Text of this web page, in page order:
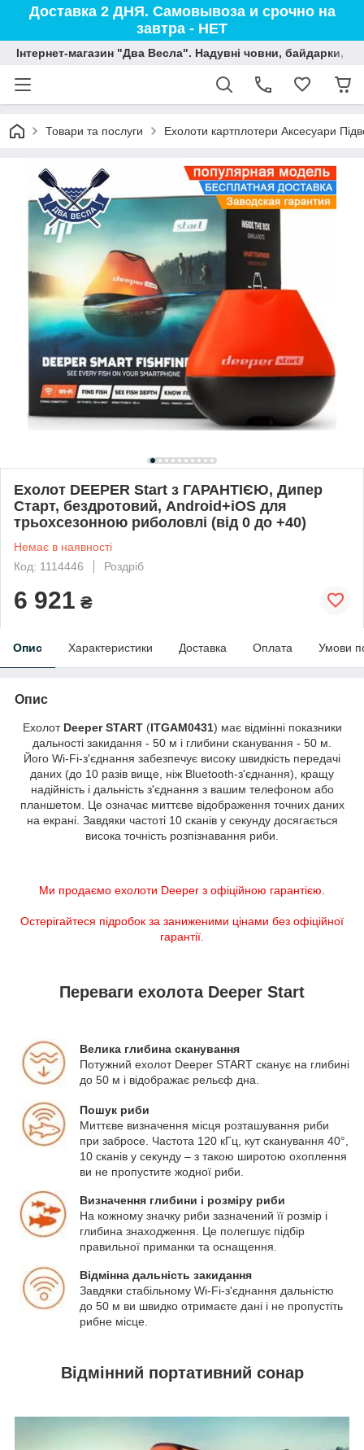
Доставка 2 ДНЯ. Самовывоза и срочно на
завтра - НЕТ
Інтернет-магазин "Два Весла". Надувні човни, байдарки,
Товари та послуги Ехолоти картплотери Аксесуари
Ехолот DEEPER Start з ГАРАНТІЄЮ, Дипер
Старт, бездротовий, Android+iOS для
трьохсезонною риболовлі (від 0 до +40)
Немає в наявності
Код: 1114446
Роздріб
6 921 ₴
Опис Характеристики Доставка Оплата Умови
Опис
Ехолот Deeper START(ITGAM0431) має відмінні показники
дальності закидання - 50 м і глибини сканування - 50 м.
Його Wi-Fi-з'єднання забезпечує високу швидкість передачі
даних (до 10 разів вище, ніж Bluetooth-з'єднання), кращу
надійність і дальність з'єднання з вашим телефоном або
планшетом. Це означає миттєве відображення точних даних
на екрані. Завдяки частоті 10 сканів у секунду досягається
висока точність розпізнавання риби.
Ми продаємо ехолоти Deeper з офіційною гарантією.
Остерігайтеся підробок за заниженими цінами без офіційної
гарантії.
Переваги ехолота Deeper Start
Велика глибина сканування
Потужний ехолот Deeper START сканує на глибині
до 50 м і відображає рельєф дна.
Пошук риби
Миттєве визначення місця розташування риби
при забросе. Частота 120 кГц, кут сканування 40°,
10 сканів у секунду – з такою широтою охоплення
ви не пропустите жодної риби.
Визначення глибини і розміру риби
На кожному значку риби зазначений її розмір і
глибина знаходження. Це полегшує підбір
правильної приманки та оснащення.
Відмінна дальність закидання
Завдяки стабільному Wi-Fi-з'єднання дальністю
до 50 м ви швидко отримаєте дані і не пропустіть
рибне місце.
Відмінний портативний сонар